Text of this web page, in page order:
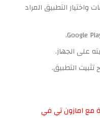
التطبيق المراد
على الجهاز.
التطبيق.
مع امازون تي في